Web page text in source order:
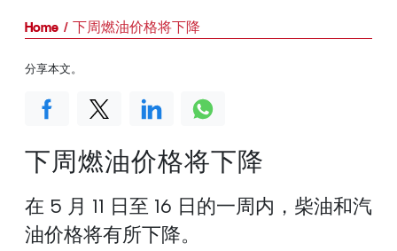
Home 下周燃油价格将下降
下周燃油价格将下降
在 5 月 11 日至 16 日的一周内，柴油和汽
油价格将有所下降。
分享本文。